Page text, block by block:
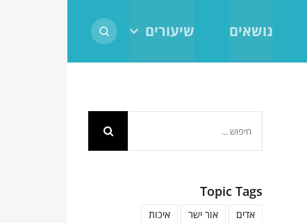
נושאים שיעורים
Topic Tags
אדים אור ישר
איכות